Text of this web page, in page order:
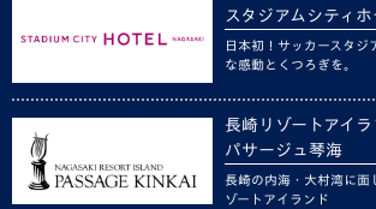
スタジアムシティ
日本初！サッカースタジ
な感動とくつろぎを。
長崎リゾートアイラ
パサージュ琴海
長崎の内海・大村湾に面
ゾートアイランド